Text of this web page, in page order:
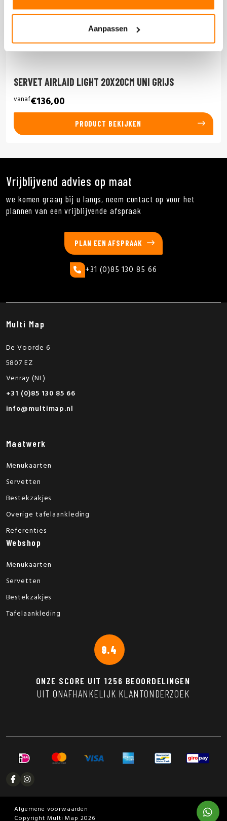
Aanpassen
SERVET AIRLAID LIGHT 20X20CM UNI GRIJS
vanaf€136,00
PRODUCT BEKIJKEN
Vrijblijvend advies op maat
we komen graag bij u langs, neem contact op voor het
plannen van een vrijblijvende afspraak
PLAN EEN AFSPRAAK
+31 (0)85 130 85 66
Multi Map
De Voorde 6
5807 EZ
Venray (NL)
+31 (0)85 130 85 66
info@multimap.nl
Maatwerk
Menukaarten
Servetten
Bestekzakjes
Overige tafelaankleding
Referenties
Webshop
Menukaarten
Servetten
Bestekzakjes
Tafelaankleding
9.4
ONZE SCORE UIT 1256 BEOORDELINGEN
UIT ONAFHANKELIJK KLANTONDERZOEK
Algemene voorwaarden
Copyright Multi Map 2026